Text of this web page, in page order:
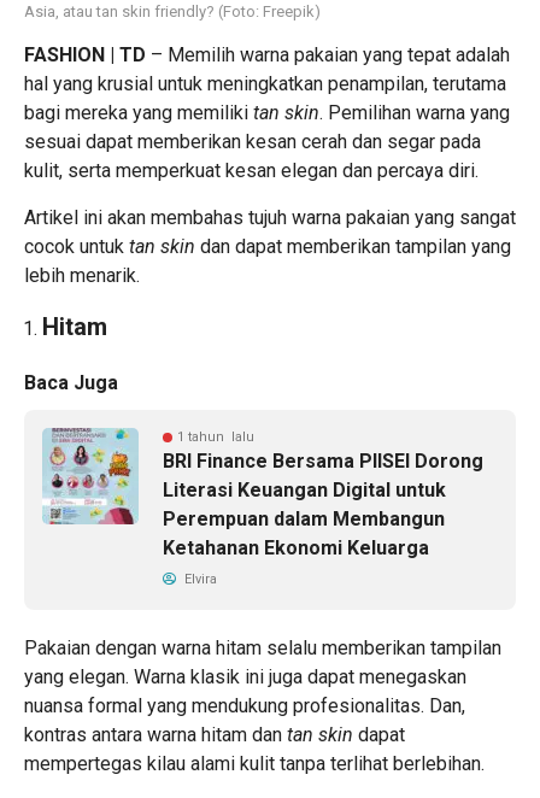
Asia, atau tan skin friendly? (Foto: Freepik)
FASHION | TD – Memilih warna pakaian yang tepat adalah
hal yang krusial untuk meningkatkan penampilan, terutama
bagi mereka yang memiliki tan skin. Pemilihan warna yang
sesuai dapat memberikan kesan cerah dan segar pada
kulit, serta memperkuat kesan elegan dan percaya diri.
Artikel ini akan membahas tujuh warna pakaian yang sangat
cocok untuk tan skin dan dapat memberikan tampilan yang
lebih menarik.
Hitam
Baca Juga
1 tahun lalu
BRI Finance Bersama PIISEI Dorong
Literasi Keuangan Digital untuk
Perempuan dalam Membangun
Ketahanan Ekonomi Keluarga
Elvira
Pakaian dengan warna hitam selalu memberikan tampilan
yang elegan. Warna klasik ini juga dapat menegaskan
nuansa formal yang mendukung profesionalitas. Dan,
kontras antara warna hitam dan tan skin dapat
mempertegas kilau alami kulit tanpa terlihat berlebihan.